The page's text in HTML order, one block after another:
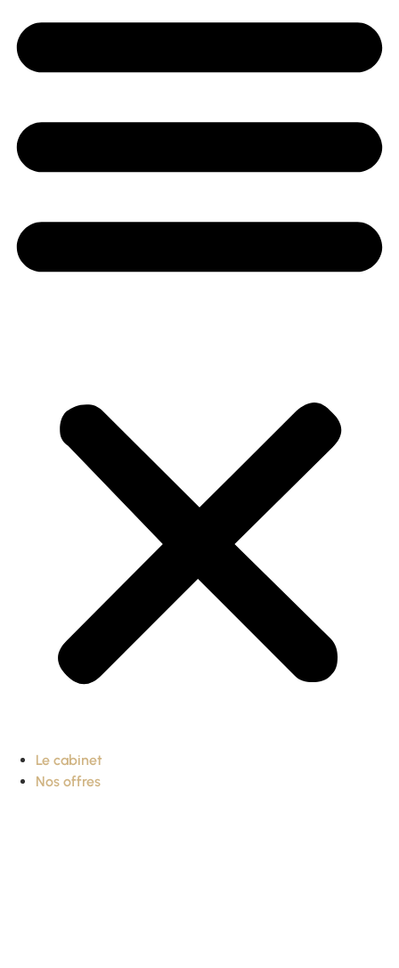
Le cabinet
Nos offres